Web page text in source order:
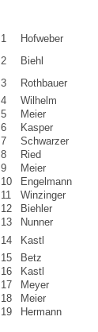
1
Hofweber
2
Biehl
3
Rothbauer
4
Wilhelm
5
Meier
6
Kasper
7
Schwarzer
8
Ried
9
Meier
10
Engelmann
11
Winzinger
12
Biehler
13
Nunner
14
Kastl
15
Betz
16
Kastl
17
Meyer
18
Meier
19
Hermann